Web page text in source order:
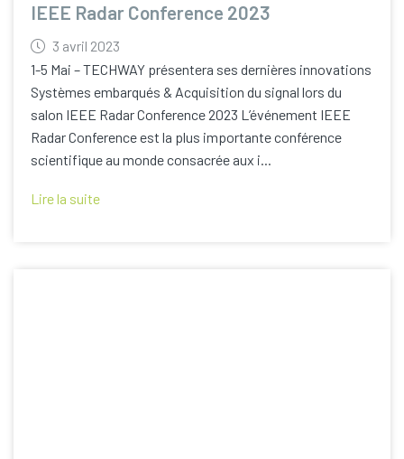
IEEE Radar Conference 2023
3 avril 2023
1-5 Mai – TECHWAY présentera ses dernières innovations
Systèmes embarqués & Acquisition du signal lors du
salon IEEE Radar Conference 2023 L’événement IEEE
Radar Conference est la plus importante conférence
scientifique au monde consacrée aux i...
Lire la suite